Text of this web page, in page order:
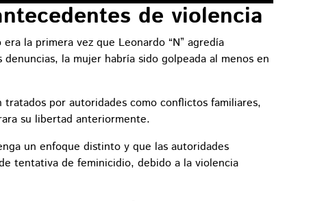
de violencia
la primera vez que Leonardo “N” agredía
la mujer habría sido golpeada al menos en
por autoridades como conflictos familiares,
su libertad anteriormente.
un enfoque distinto y que las autoridades
tentativa de feminicidio, debido a la violencia